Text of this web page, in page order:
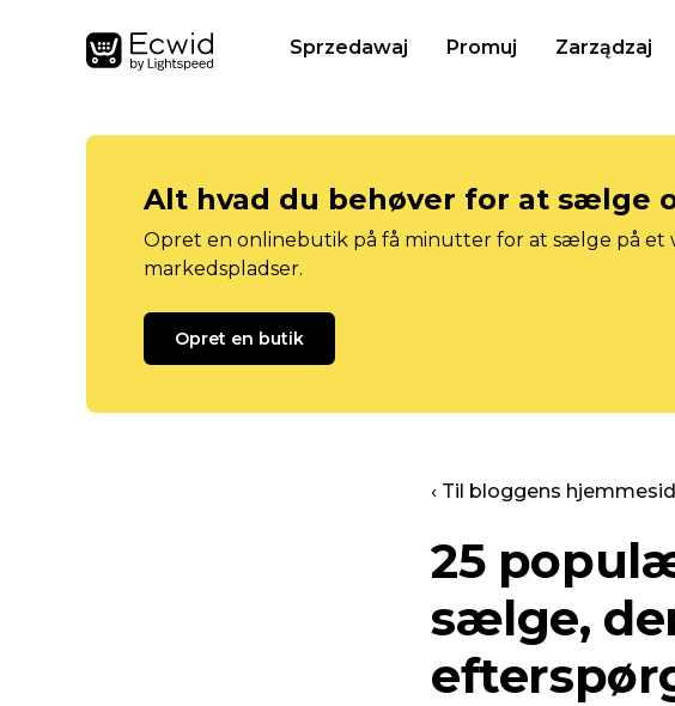
Sprzedawaj Promuj Zarządzaj
Alt hvad du behøver for at sælge
Opret en onlinebutik på få minutter for at sælge på et
markedspladser.
Opret en butik
‹ Til bloggens
25
sælge,